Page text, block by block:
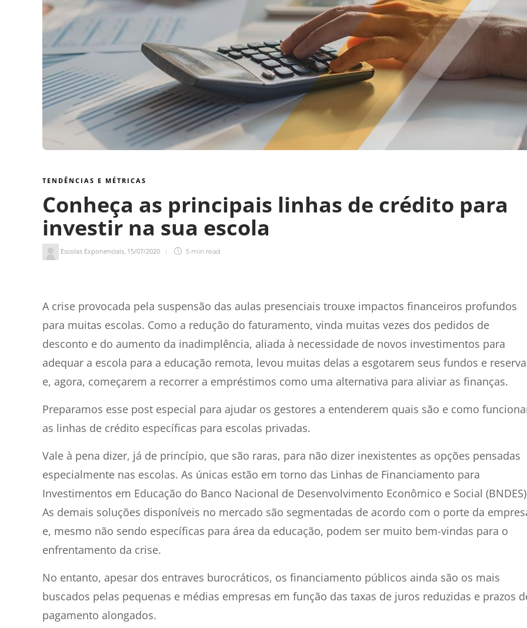
TENDÊNCIAS E MÉTRICAS
Conheça as principais linhas de crédito para
investir na sua escola
Escolas Exponenciais, 15/07/2020 5 min read
A crise provocada pela suspensão das aulas presenciais trouxe impactos financeiros profundos
para muitas escolas. Como a redução do faturamento, vinda muitas vezes dos pedidos de
desconto e do aumento da inadimplência, aliada à necessidade de novos investimentos para
adequar a escola para a educação remota, levou muitas delas a esgotarem seus fundos e
e, agora, começarem a recorrer a empréstimos como uma alternativa para aliviar as finanças.
Preparamos esse post especial para ajudar os gestores a entenderem quais são e como
as linhas de crédito específicas para escolas privadas.
Vale à pena dizer, já de princípio, que são raras, para não dizer inexistentes as opções pensadas
especialmente nas escolas. As únicas estão em torno das Linhas de Financiamento para
Investimentos em Educação do Banco Nacional de Desenvolvimento Econômico e Social
As demais soluções disponíveis no mercado são segmentadas de acordo com o porte da
e, mesmo não sendo específicas para área da educação, podem ser muito bem-vindas para o
enfrentamento da crise.
No entanto, apesar dos entraves burocráticos, os financiamento públicos ainda são os mais
buscados pelas pequenas e médias empresas em função das taxas de juros reduzidas e prazos
pagamento alongados.